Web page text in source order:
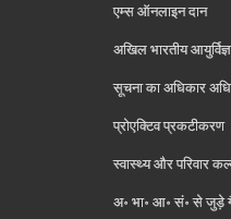
एम्स ऑनलाइन दान
अखिल भारतीय
सूचना का अधिकार
प्रोएक्टिव प्रकटीकरण
स्वास्थ्य और परिवार
अ॰ भा॰ आ॰ सं॰ से जुड़े